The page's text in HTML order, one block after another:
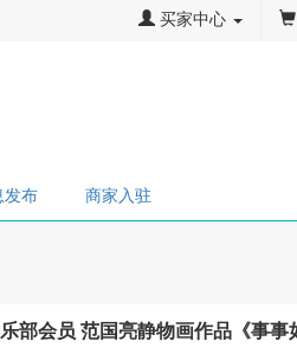
买家中心
发布 商家入驻
部会员 范国亮静物画作品《事事